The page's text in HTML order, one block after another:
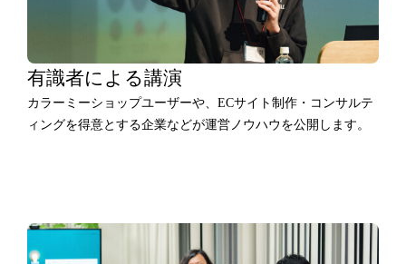
有識者による講演
カラーミーショップユーザーや、ECサイト制作・コンサルテ
ィングを得意とする企業などが運営ノウハウを公開します。